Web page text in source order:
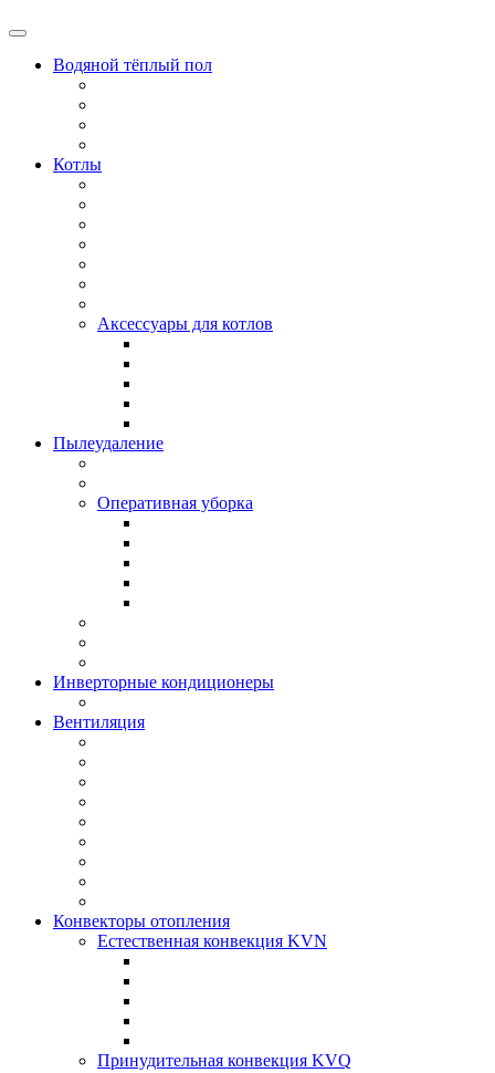
Водяной тёплый пол
Котлы
Аксессуары для котлов
Пылеудаление
Оперативная уборка
Инверторные кондиционеры
Вентиляция
Конвекторы отопления
Естественная конвекция KVN
Принудительная конвекция KVQ